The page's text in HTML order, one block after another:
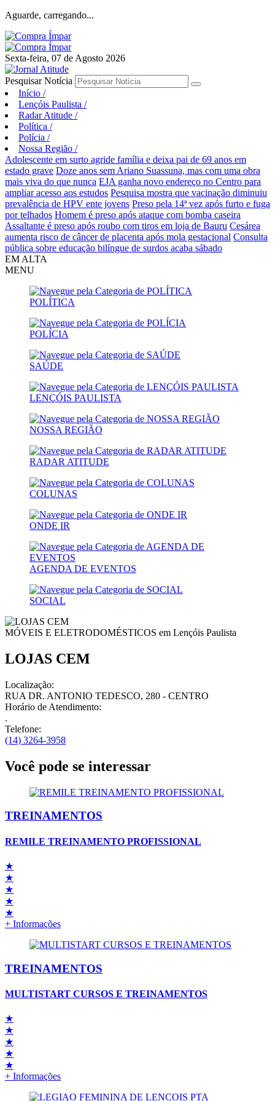
Aguarde, carregando...
Sexta-feira, 07 de Agosto 2026
Pesquisar Notícia
Início /
Lençóis Paulista /
Radar Atitude /
Política /
Polícia /
Nossa Região /
Adolescente em surto agride família e deixa pai de 69 anos em
estado grave Doze anos sem Ariano Suassuna, mas com uma obra
mais viva do que nunca EJA ganha novo endereço no Centro para
ampliar acesso aos estudos Pesquisa mostra que vacinação diminuiu
prevalência de HPV ente jovens Preso pela 14ª vez após furto e fuga
por telhados Homem é preso após ataque com bomba caseira
Assaltante é preso após roubo com tiros em loja de Bauru Cesárea
aumenta risco de câncer de placenta após mola gestacional Consulta
pública sobre educação bilíngue de surdos acaba sábado
EM ALTA
MENU
POLÍTICA
POLÍCIA
SAÚDE
LENÇÓIS PAULISTA
NOSSA REGIÃO
RADAR ATITUDE
COLUNAS
ONDE IR
AGENDA DE EVENTOS
SOCIAL
MÓVEIS E ELETRODOMÉSTICOS em Lençóis Paulista
LOJAS CEM
Localização:
RUA DR. ANTONIO TEDESCO, 280 - CENTRO
Horário de Atendimento:
.
Telefone:
(14) 3264-3958
Você pode se interessar
TREINAMENTOS
REMILE TREINAMENTO PROFISSIONAL
★
★
★
★
★
+ Informações
TREINAMENTOS
MULTISTART CURSOS E TREINAMENTOS
★
★
★
★
★
+ Informações